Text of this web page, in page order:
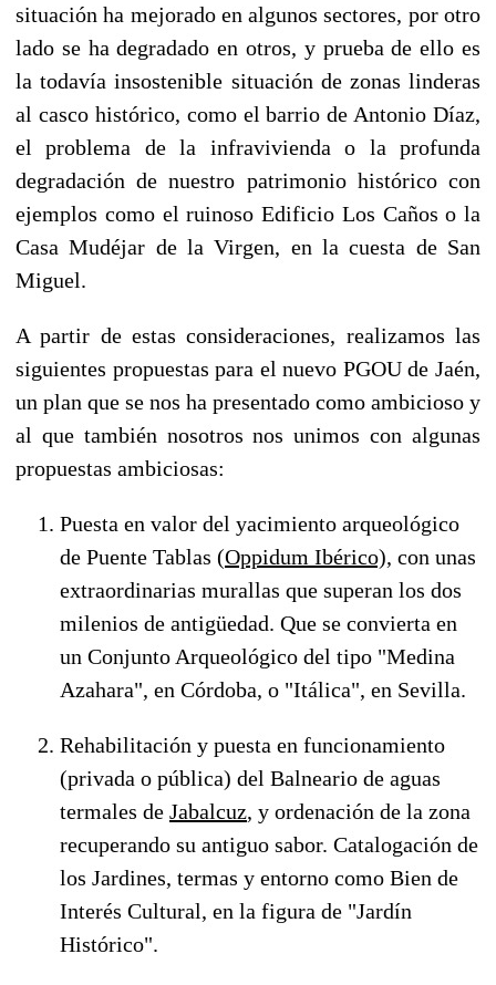
situación ha mejorado en algunos sectores, por otro
lado se ha degradado en otros, y prueba de ello es
la todavía insostenible situación de zonas linderas
al casco histórico, como el barrio de Antonio Díaz,
el problema de la infravivienda o la profunda
degradación de nuestro patrimonio histórico con
ejemplos como el ruinoso Edificio Los Caños o la
Casa Mudéjar de la Virgen, en la cuesta de San
Miguel.
A partir de estas consideraciones, realizamos las
siguientes propuestas para el nuevo PGOU de Jaén,
un plan que se nos ha presentado como ambicioso y
al que también nosotros nos unimos con algunas
propuestas ambiciosas:
Puesta en valor del yacimiento arqueológico
de Puente Tablas (Oppidum Ibérico), con unas
extraordinarias murallas que superan los dos
milenios de antigüedad. Que se convierta en
un Conjunto Arqueológico del tipo "Medina
Azahara", en Córdoba, o "Itálica", en Sevilla.
Rehabilitación y puesta en funcionamiento
(privada o pública) del Balneario de aguas
termales de Jabalcuz, y ordenación de la zona
recuperando su antiguo sabor. Catalogación de
los Jardines, termas y entorno como Bien de
Interés Cultural, en la figura de "Jardín
Histórico".